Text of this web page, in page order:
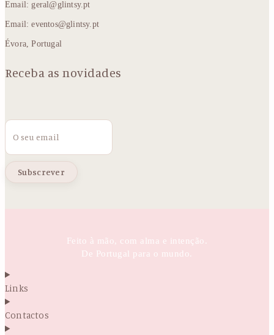
Email: geral@glintsy.pt
Email: eventos@glintsy.pt
Évora, Portugal
Receba as novidades
Email
Feito à mão, com alma e intenção.
De Portugal para o mundo.
Links
Contactos